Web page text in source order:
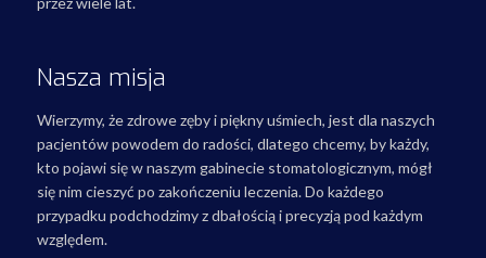
Nasza misja
Wierzymy, że zdrowe zęby i piękny uśmiech, jest dla naszych
pacjentów powodem do radości, dlatego chcemy, by każdy,
kto pojawi się w naszym gabinecie stomatologicznym, mógł
się nim cieszyć po zakończeniu leczenia. Do każdego
przypadku podchodzimy z dbałością i precyzją pod każdym
względem.